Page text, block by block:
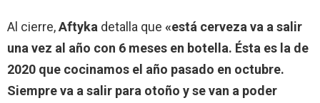
Al cierre,Aftyka detalla que «está cerveza va a salir
una vez al año con 6 meses en botella. Ésta es la de
2020 que cocinamos el año pasado en octubre.
Siempre va a salir para otoño y se van a poder